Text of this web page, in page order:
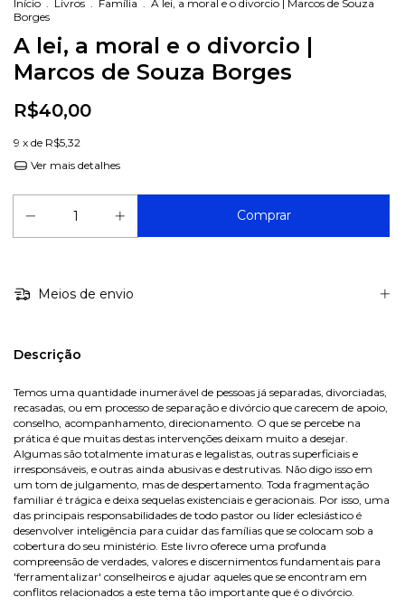
Início . Livros . Família . A lei, a moral e o divorcio | Marcos de Souza
Borges
A lei, a moral e o divorcio |
Marcos de Souza Borges
R$40,00
9 x de R$5,32
Ver mais detalhes
Meios de envio
Descrição
Temos uma quantidade inumerável de pessoas já separadas, divorciadas,
recasadas, ou em processo de separação e divórcio que carecem de apoio,
conselho, acompanhamento, direcionamento. O que se percebe na
prática é que muitas destas intervenções deixam muito a desejar.
Algumas são totalmente imaturas e legalistas, outras superficiais e
irresponsáveis, e outras ainda abusivas e destrutivas. Não digo isso em
um tom de julgamento, mas de despertamento. Toda fragmentação
familiar é trágica e deixa sequelas existenciais e geracionais. Por isso, uma
das principais responsabilidades de todo pastor ou líder eclesiástico é
desenvolver inteligência para cuidar das famílias que se colocam sob a
cobertura do seu ministério. Este livro oferece uma profunda
compreensão de verdades, valores e discernimentos fundamentais para
'ferramentalizar' conselheiros e ajudar aqueles que se encontram em
conflitos relacionados a este tema tão importante que é o divórcio.